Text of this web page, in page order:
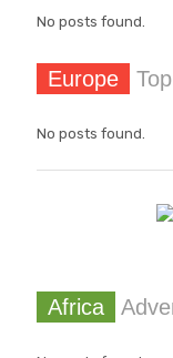
No posts found.
Europe
No posts found.
Africa